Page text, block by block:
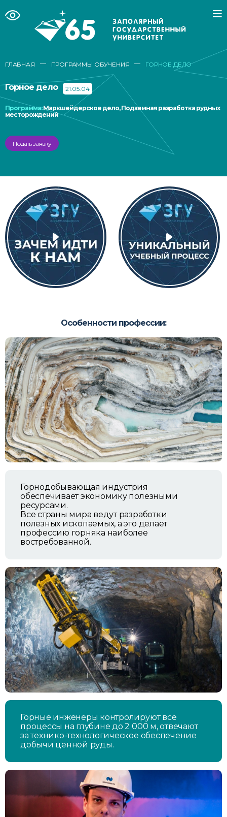
ГЛАВНАЯ — ПРОГРАММЫ ОБУЧЕНИЯ — ГОРНОЕ ДЕЛО
Горное дело 21.05.04
Программа:Маркшейдерское дело, Подземная разработка рудных
месторождений
Подать заявку
Особенности профессии:
Горнодобывающая индустрия
обеспечивает экономику полезными
ресурсами.
Все страны мира ведут разработки
полезных ископаемых, а это делает
профессию горняка наиболее
востребованной.
Горные инженеры контролируют все
процессы на глубине до 2 000 м, отвечают
за технико-технологическое обеспечение
добычи ценной руды.